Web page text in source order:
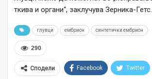
ткива и органи“, заклучува Зерника-Гетс.
глувци ембрион синтетички ембрион
290
Сподели Facebook Twitter